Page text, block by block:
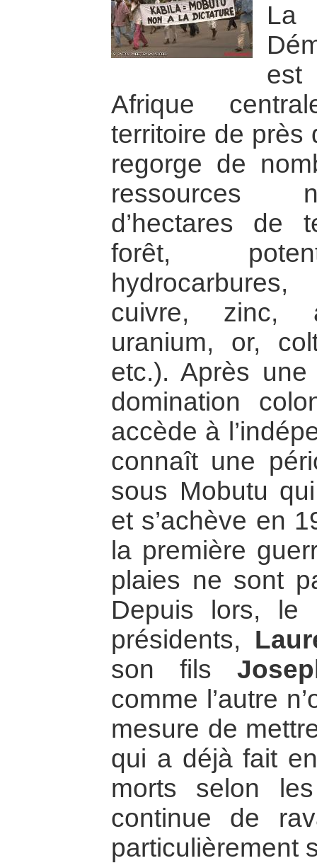
Afrique
territoire de près
regorge de
ressources
d’hectares de
forêt,
cuivre, zinc,
uranium, or,
etc.). Après
domination
accède à
connaît une
sous Mobutu
et s’achève en
la première
plaies ne sont
Depuis lors, le
présidents,
son fils
comme l’autre
mesure de
qui a déjà fait
morts selon
continue de
particulièrement